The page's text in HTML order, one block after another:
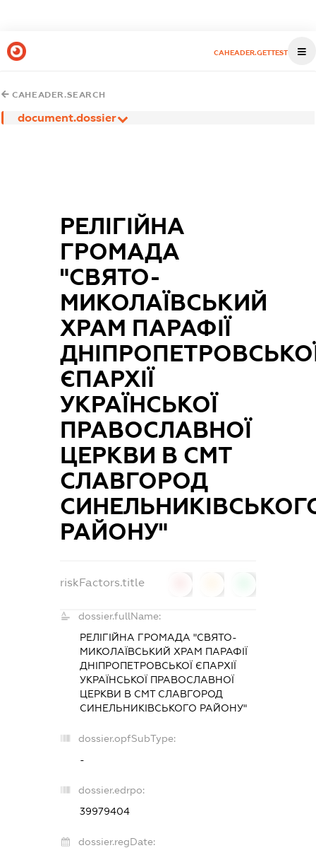
CAHEADER.GETTEST
CAHEADER.SEARCH
document.dossier
РЕЛІГІЙНА
ГРОМАДА
"СВЯТО-
МИКОЛАЇВСЬКИЙ
ХРАМ ПАРАФІЇ
ЄПАРХІЇ
УКРАЇНСЬКОЇ
ПРАВОСЛАВНОЇ
ЦЕРКВИ В СМТ
СЛАВГОРОД
РАЙОНУ"
riskFactors.title
dossier.fullName:
РЕЛІГІЙНА ГРОМАДА "СВЯТО-
МИКОЛАЇВСЬКИЙ ХРАМ ПАРАФІЇ
ДНІПРОПЕТРОВСЬКОЇ ЄПАРХІЇ
УКРАЇНСЬКОЇ ПРАВОСЛАВНОЇ
ЦЕРКВИ В СМТ СЛАВГОРОД
СИНЕЛЬНИКІВСЬКОГО РАЙОНУ"
dossier.opfSubType:
-
dossier.edrpo:
39979404
dossier.regDate: